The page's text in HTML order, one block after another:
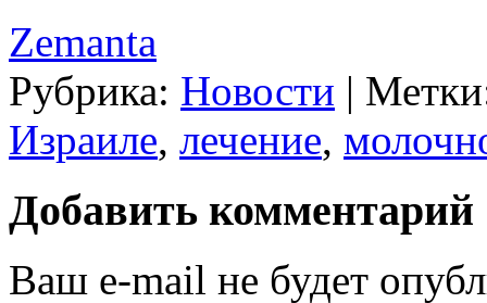
Zemanta
Рубрика: Новости |
Израиле, лечение,
Добавить комментарий
Ваш e-mail не будет